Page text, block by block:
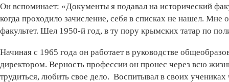
Он вспоминает: «Документы я подавал на исторический
когда проходило зачисление, себя в списках не нашел. Мне
факультет. Шел 1950-й год, в ту пору крымских татар по
Начиная с 1965 года он работает в руководстве
директором. Верность профессии он пронес через всю
трудиться, любить свое дело. Воспитывал в своих